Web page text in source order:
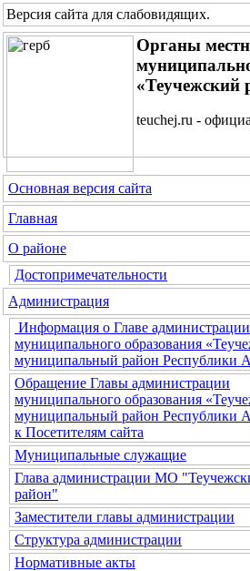
Версия сайта для слабовидящих.
Органы
«Теучежский
teuchej.ru -
Основная версия сайта
Главная
О районе
Достопримечательности
Администрация
Информация о Главе администрации
муниципального образования
муниципальный район Республики
Обращение Главы администрации
муниципального образования
муниципальный район Республики
к Посетителям сайта
Муниципальные служащие
Глава администрации МО
район"
Заместители главы администрации
Структура администрации
Нормативные акты